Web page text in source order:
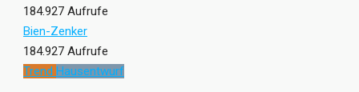
184.927 Aufrufe
Bien-Zenker
184.927 Aufrufe
Trend Hausentwurf